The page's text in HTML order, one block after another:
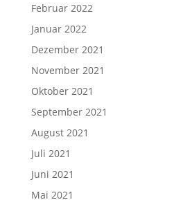
Februar 2022
Januar 2022
Dezember 2021
November 2021
Oktober 2021
September 2021
August 2021
Juli 2021
Juni 2021
Mai 2021